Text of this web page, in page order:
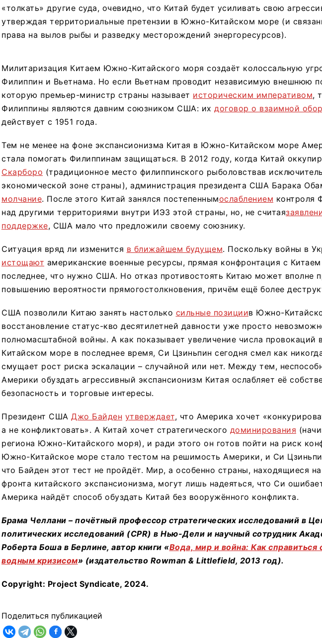
«толкать» другие суда, очевидно, что Китай будет усиливать свою
утверждая территориальные претензии в Южно-Китайском море (и
права на вылов рыбы и разведку месторождений энергоресурсов).
Милитаризация Китаем Южно-Китайского моря создаёт колоссальную
Филиппин и Вьетнама. Но если Вьетнам проводит независимую внешнюю
которую премьер-министр страны называет историческим императивом,
Филиппины являются давним союзником США: их договор о взаимной
действует с 1951 года.
Тем не менее на фоне экспансионизма Китая в Южно-Китайском море
стала помогать Филиппинам защищаться. В 2012 году, когда Китай
Скарборо (традиционное место филиппинского рыболовствав
экономической зоне страны), администрация президента США Барака
молчание. После этого Китай занялся постепеннымослаблением контроля
над другими территориями внутри ИЭЗ этой страны, но, не считая
поддержке, США мало что предложили своему союзнику.
Ситуация вряд ли изменится в ближайшем будущем. Поскольку войны в
истощают американские военные ресурсы, прямая конфронтация с Китаем
последнее, что нужно США. Но отказ противостоять Китаю может вполне
повышению вероятности прямогостолкновения, причём ещё более
США позволили Китаю занять настолько сильные позициив Южно-
восстановление статус-кво десятилетней давности уже просто
полномасштабной войны. А как показывает увеличение числа
Китайском море в последнее время, Си Цзиньпин сегодня смел как
смущает рост риска эскалации – случайной или нет. Между тем,
Америки обуздать агрессивный экспансионизм Китая ослабляет её
безопасность и торговые интересы.
Президент США Джо Байден утверждает, что Америка хочет
а не конфликтовать». А Китай хочет стратегического доминирования
региона Южно-Китайского моря), и ради этого он готов пойти на риск
Южно-Китайское море стало тестом на решимость Америки, и Си
что Байден этот тест не пройдёт. Мир, а особенно страны, находящиеся
фронта китайского экспансионизма, могут лишь надеяться, что Си
Америка найдёт способ обуздать Китай без вооружённого конфликта.
Брама Челлани – почётный профессор стратегических исследований в
политических исследований (CPR) в Нью-Дели и научный сотрудник
Роберта Боша в Берлине, автор книги «Вода, мир и война: Как справиться
водным кризисом» (издательство Rowman & Littlefield, 2013 год).
Copyright: Project Syndicate, 2024.
Поделиться публикацией